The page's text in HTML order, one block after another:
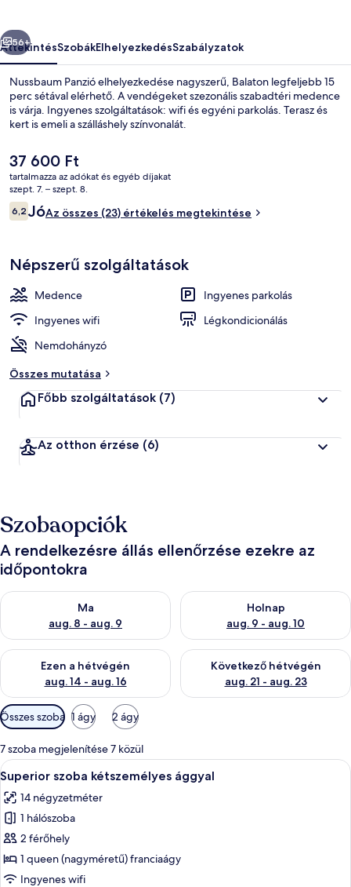
Kert
Következő
56+
ÁttekintésSzobákElhelyezkedésSzabályzatok
Nussbaum Panzió elhelyezkedése nagyszerű, Balaton legfeljebb 15
perc sétával elérhető. A vendégeket szezonális szabadtéri medence
is várja. Ingyenes szolgáltatások: wifi és egyéni parkolás. Terasz és
kert is emeli a szálláshely színvonalát.
A
jelenlegi
ár
37 600 Ft
37 600 Ft
tartalmazza az adókat és egyéb díjakat
szept. 7. – szept. 8.
Értékelések
6,26,2 ennyiből: 10
JóAz összes (23) értékelés megtekintése
Népszerű szolgáltatások
Medence
Ingyenes parkolás
Ingyenes wifi
Légkondicionálás
Nemdohányzó
Összes mutatása
Főbb szolgáltatások (7)
Az otthon érzése (6)
Szobaopciók
A rendelkezésre állás ellenőrzése ezekre az
időpontokra
Ma
aug. 8 - aug. 9
A ma esti rendelkezésre állás ellenőrzése: aug. 8 - aug. 9
Holnap
aug. 9 - aug. 10
A holnapi rendelkezésre állás
Ezen a hétvégén
aug. 14 - aug. 16
A mostani hétvégi rendelkezésre állás ellenőrzése: aug. 14 -
Következő hétvégén
aug. 21 - aug. 23
A következő hétvégi
Szobákhoz
rendelkezésre
álló
szűrők
Összes szoba 1 ágy 2 ágy
7 szoba megjelenítése 7 közül
A
következő
szoba
összes
képének
megtekintése:
Superior
Egy hálószoba, amelyben található
11
Superior szoba kétszemélyes ággyal
14 négyzetméter
1 hálószoba
2 férőhely
1 queen (nagyméretű) franciaágy
Ingyenes wifi